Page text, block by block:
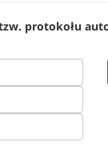
protokołu